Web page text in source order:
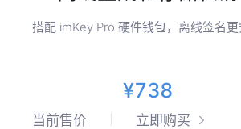
搭配 imKey Pro 硬件钱包，离线签名
¥738
当前售价 立即购买